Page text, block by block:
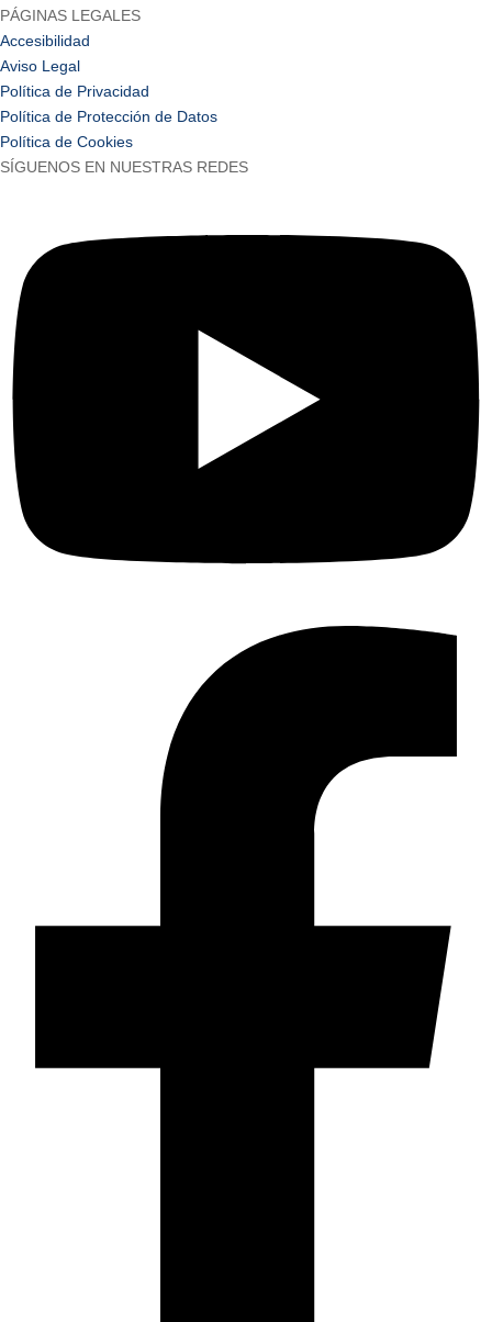
PÁGINAS LEGALES
Accesibilidad
Aviso Legal
Política de Privacidad
Política de Protección de Datos
Política de Cookies
SÍGUENOS EN NUESTRAS REDES